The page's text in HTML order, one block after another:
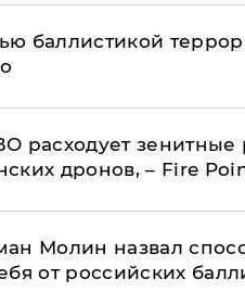
баллистикой
расходует зенитные
дронов, – Fire
Молин назвал
от российских